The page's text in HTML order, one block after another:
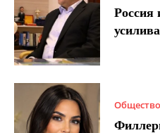
Россия
Общество